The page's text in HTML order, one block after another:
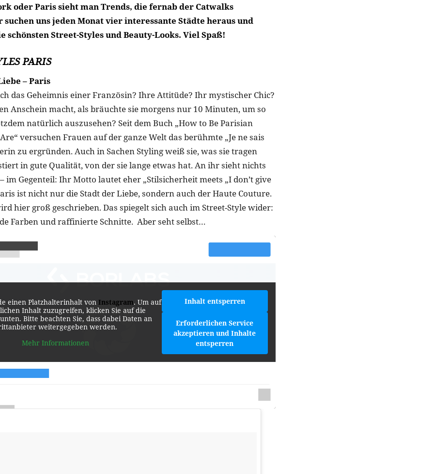
oder Paris sieht man Trends, die fernab der Catwalks
suchen uns jeden Monat vier interessante Städte heraus und
schönsten Street-Styles und Beauty-Looks. Viel Spaß!
PARIS
– Paris
das Geheimnis einer Französin? Ihre Attitüde? Ihr mystischer Chic?
Anschein macht, als bräuchte sie morgens nur 10 Minuten, um so
natürlich auszusehen? Seit dem Buch „How to Be Parisian
versuchen Frauen auf der ganze Welt das berühmte „Je ne sais
zu ergründen. Auch in Sachen Styling weiß sie, was sie tragen
in gute Qualität, von der sie lange etwas hat. An ihr sieht nichts
im Gegenteil: Ihr Motto lautet eher „Stilsicherheit meets „I don’t give
ist nicht nur die Stadt der Liebe, sondern auch der Haute Couture.
hier groß geschrieben. Das spiegelt sich auch im Street-Style wider:
Farben und raffinierte Schnitte. Aber seht selbst…
einen Platzhalterinhalt von Instagram. Um auf
Inhalt zuzugreifen, klicken Sie auf die
Bitte beachten Sie, dass dabei Daten an
weitergegeben werden.
Mehr Informationen
Inhalt entsperren
Erforderlichen Service
akzeptieren und Inhalte
entsperren